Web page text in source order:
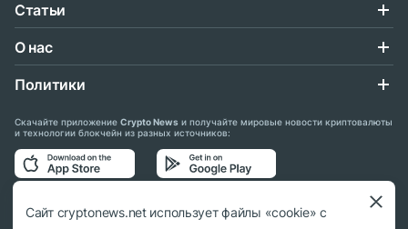
Статьи
О нас
Политики
Скачайте приложение Crypto News и получайте мировые новости криптовалюты
и технологии блокчейн из разных источников:
Подписывайтесь на нас в социальных сетях:
Сайт cryptonews.net использует файлы «cookie» с